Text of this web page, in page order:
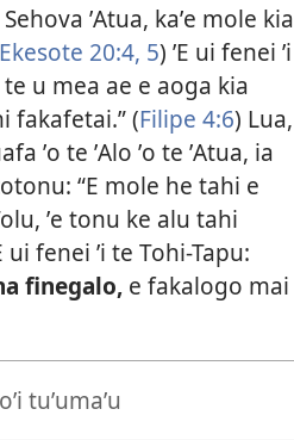
ʼAtua, kaʼe mole kia
Ekesote 20:4, 5) ʼE ui fenei ʼi
te u mea ae e aoga kia
fakafetai.” (Filipe 4:6) Lua,
ʼo te ʼAlo ʼo te ʼAtua, ia
“E mole he tahi e
ʼe tonu ke alu tahi
ui fenei ʼi te Tohi-Tapu:
finegalo, e fakalogo mai
tuʼumaʼu